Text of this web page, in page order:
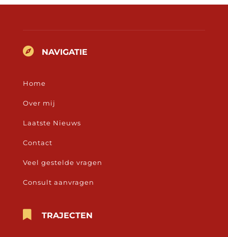
 NAVIGATIE
Home
Over mij
Laatste Nieuws
Contact
Veel gestelde vragen
Consult aanvragen
TRAJECTEN